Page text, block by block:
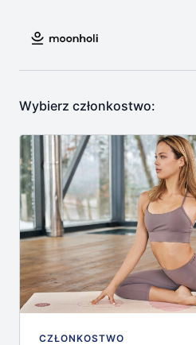
Wybierz członkostwo:
CZŁONKOSTWO